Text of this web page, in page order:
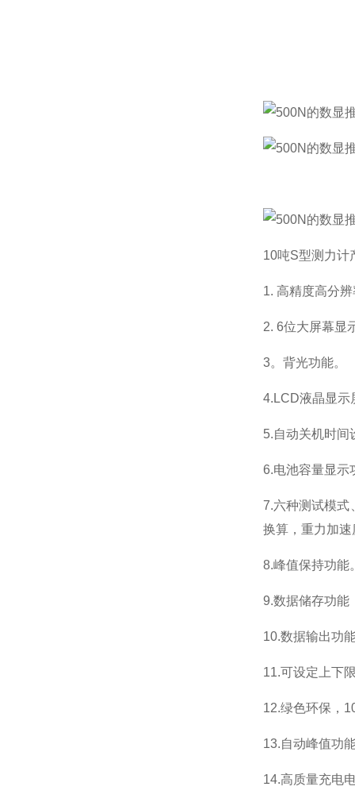
10吨S型测力计
1. 高精度高分
2. 6位大屏幕显
3。背光功能。
4.LCD液晶显示
5.自动关机时间
6.电池容量显示
7.六种测试模
换算，重力加
8.峰值保持功能
9.数据储存功能
10.数据输出功
11.可设定上下
12.绿色环保，
13.自动峰值功
14.高质量充电